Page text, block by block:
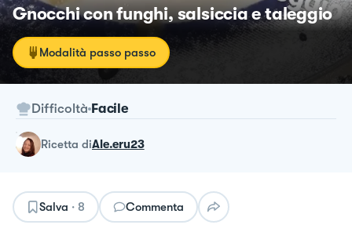
Gnocchi con funghi, salsiccia e taleggio
Modalità passo passo
Difficoltà Facile
ricetta diAle.eru23
Salva · 8 Commenta